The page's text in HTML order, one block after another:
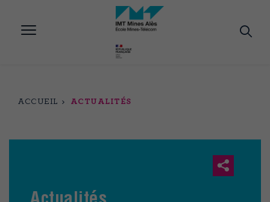
contenu
ACCUEIL ACTUALITÉS